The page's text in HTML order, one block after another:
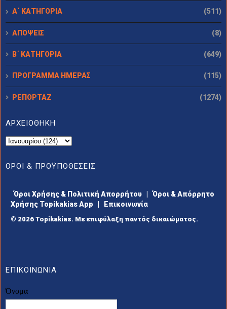
Α΄ ΚΑΤΗΓΟΡΙΑ (511)
ΑΠΟΨΕΙΣ (8)
Β΄ ΚΑΤΗΓΟΡΙΑ (649)
ΠΡΟΓΡΑΜΜΑ ΗΜΕΡΑΣ (115)
ΡΕΠΟΡΤΑΖ (1274)
ΑΡΧΕΙΟΘΗΚΗ
ΟΡΟΙ & ΠΡΟΫΠΟΘΕΣΕΙΣ
Όροι Χρήσης & Πολιτική Απορρήτου
Όροι & Απόρρητο
Χρήσης Topikakias App
Επικοινωνία
© 2026 Topikakias. Με επιφύλαξη παντός δικαιώματος.
ΕΠΙΚΟΙΝΩΝΙΑ
Όνομα